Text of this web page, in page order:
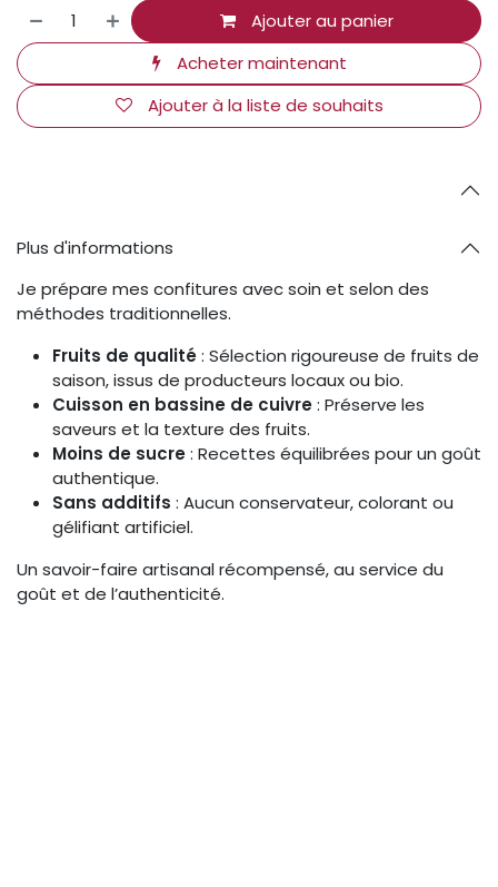
Ajouter au panier
Acheter maintenant
Ajouter à la liste de souhaits
Plus d'informations
Je prépare mes confitures avec soin et selon des
méthodes traditionnelles.
Fruits de qualité: Sélection rigoureuse de fruits de
saison, issus de producteurs locaux ou bio.
Cuisson en bassine de cuivre: Préserve les
saveurs et la texture des fruits.
Moins de sucre: Recettes équilibrées pour un goût
authentique.
Sans additifs : Aucun conservateur, colorant ou
gélifiant artificiel.
Un savoir-faire artisanal récompensé, au service du
goût et de l’authenticité.